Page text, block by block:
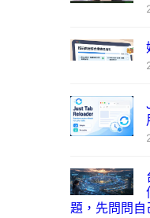
題，先問問自